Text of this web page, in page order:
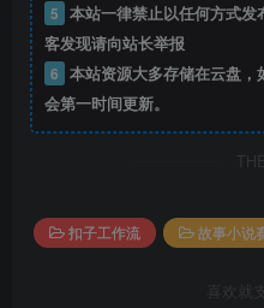
5 本站一律禁止以任何方式
客发现请向站长举报
6 本站资源大多存储在云盘
会第一时间更新。
扣子工作流 故事小说
喜欢就